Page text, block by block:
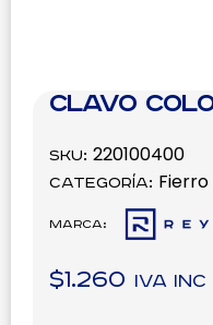
Clavo
SKU: 220100400
Categoría:
Marca:
$1.260 IVA inc